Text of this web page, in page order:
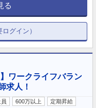
る
グイン）
ワークライフバラン
求人！
600万以上
定期昇給